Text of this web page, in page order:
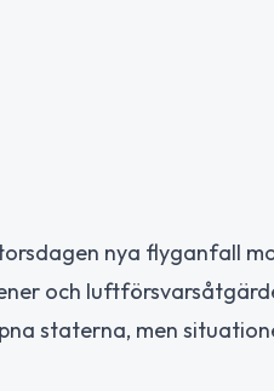
nya flyganfall
och
staterna, men